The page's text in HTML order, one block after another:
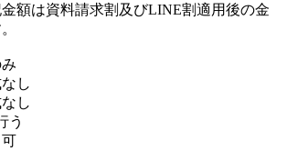
金額は資料請求割及びLINE割適用後の金
し
し
う